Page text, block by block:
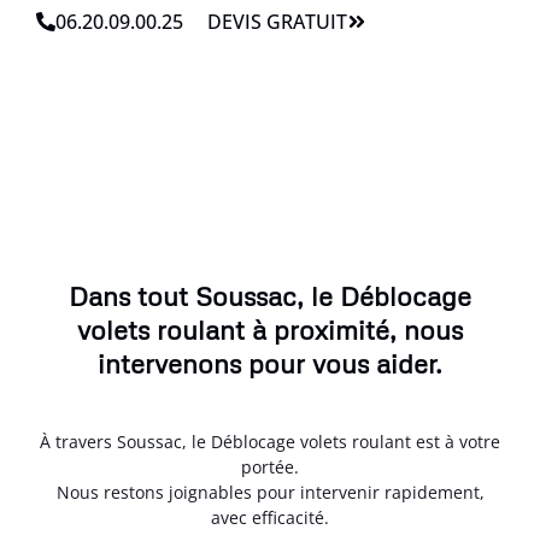
06.20.09.00.25 DEVIS GRATUIT
Dans tout Soussac, le Déblocage
volets roulant à proximité, nous
intervenons pour vous aider.
À travers Soussac, le Déblocage volets roulant est à votre
portée.
Nous restons joignables pour intervenir rapidement,
avec efficacité.